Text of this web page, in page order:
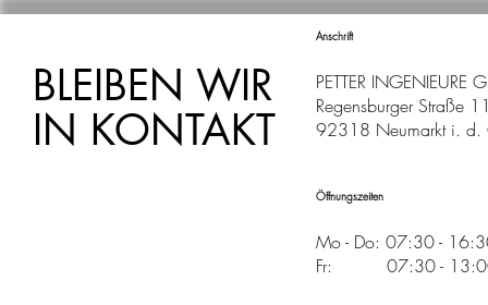
BLEIBEN WIR
IN KONTAKT
Anschrift
PETTER INGENIEURE
Regensburger Straße
92318 Neumarkt i. d.
Öffnungszeiten
Mo - Do: 07:30 -
Fr: 07:30 -